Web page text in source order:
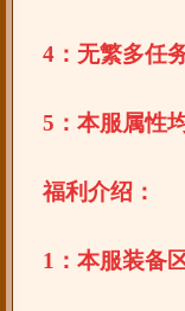
4：无繁多任
5：本服属性
福利介绍：
1：本服装备